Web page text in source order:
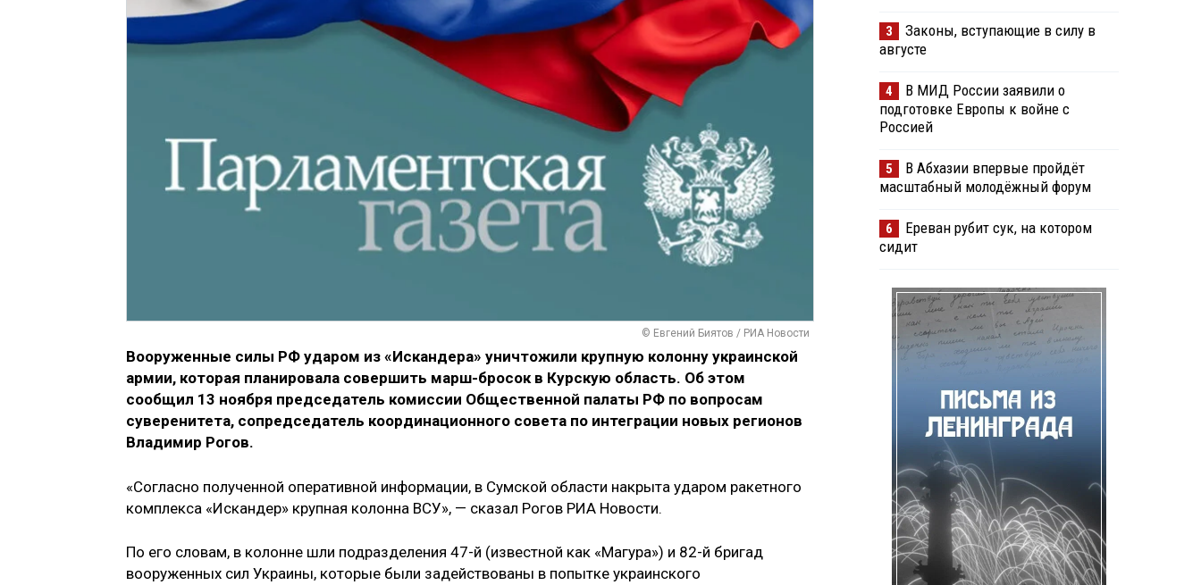
© Евгений Биятов / РИА Новости
Вооруженные силы РФ ударом из «Искандера» уничтожили крупную колонну украинской
армии, которая планировала совершить марш-бросок в Курскую область. Об этом
сообщил 13 ноября председатель комиссии Общественной палаты РФ по вопросам
суверенитета, сопредседатель координационного совета по интеграции новых регионов
Владимир Рогов.
«Согласно полученной оперативной информации, в Сумской области накрыта ударом ракетного
комплекса «Искандер» крупная колонна ВСУ», — сказал Рогов РИА Новости.
По его словам, в колонне шли подразделения 47-й (известной как «Магура») и 82-й бригад
вооруженных сил Украины, которые были задействованы в попытке украинского
3
Законы, вступающие в силу в
августе
4
В МИД России заявили о
подготовке Европы к войне с
Россией
5
В Абхазии впервые пройдёт
масштабный молодёжный форум
6
Ереван рубит сук, на котором
сидит